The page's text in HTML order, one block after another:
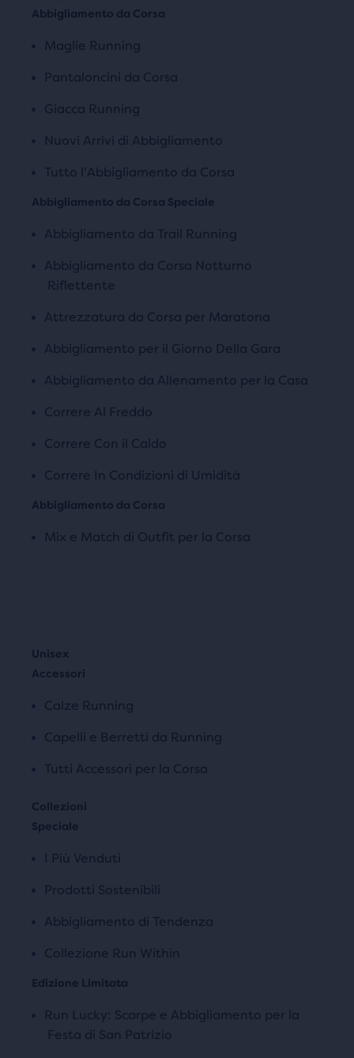
Abbigliamento da Corsa
Maglie Running
Pantaloncini da Corsa
Giacca Running
Nuovi Arrivi di Abbigliamento
Tutto l'Abbigliamento da Corsa
Abbigliamento da Corsa Speciale
Abbigliamento da Trail Running
Abbigliamento da Corsa Notturno
Riflettente
Attrezzatura da Corsa per Maratona
Abbigliamento per il Giorno Della Gara
Abbigliamento da Allenamento per la Casa
Correre Al Freddo
Correre Con il Caldo
Correre In Condizioni di Umidità
Abbigliamento da Corsa
Mix e Match di Outfit per la Corsa
Accessori
Calze Running
Capelli e Berretti da Running
Tutti Accessori per la Corsa
Speciale
I Più Venduti
Prodotti Sostenibili
Abbigliamento di Tendenza
Collezione Run Within
Edizione Limitata
Run Lucky: Scarpe e Abbigliamento per la
Festa di San Patrizio